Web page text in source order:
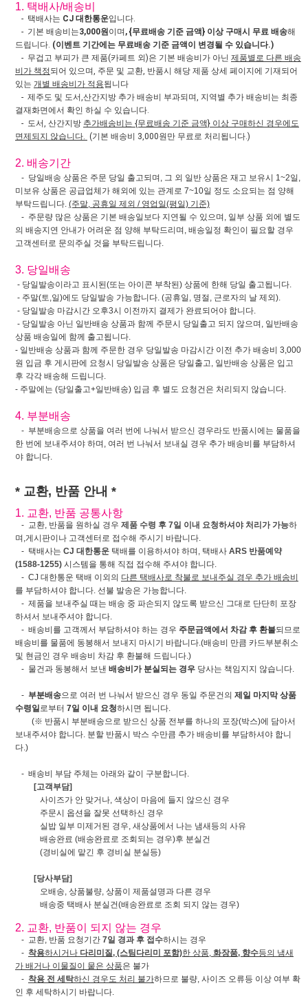
1. 택배사/배송비
- 택배사는 CJ 대한통운입니다.
- 기본 배송비는3,000원이며 , {무료배송 기준 금액} 이상 구매시 무료 배송해
드립니다. (이벤트 기간에는 무료배송 기준 금액이 변경될 수 있습니다.)
- 무겁고 부피가 큰 제품(카페트 외)은 기본 배송비가 아닌 제품별로 다른 배송
비가 책정되어 있으며, 주문 및 교환, 반품시 해당 제품 상세 페이지에 기재되어
있는 개별 배송비가 적용됩니다
- 제주도 및 도서,산간지방 추가 배송비 부과되며, 지역별 추가 배송비는 최종
결재화면에서 확인 하실 수 있습니다.
- 도서, 산간지방 추가배송비는 {무료배송 기준 금액} 이상 구매하신 경우에도
면제되지 않습니다. (기본 배송비 3,000원만 무료로 처리됩니다.)
2. 배송기간
- 당일배송 상품은 주문 당일 출고되며, 그 외 일반 상품은 재고 보유시 1~2일,
미보유 상품은 공급업체가 해외에 있는 관계로 7~10일 정도 소요되는 점 양해
부탁드립니다. (주말, 공휴일 제외 / 영업일(평일) 기준)
- 주문량 많은 상품은 기본 배송일보다 지연될 수 있으며, 일부 상품 외에 별도
의 배송지연 안내가 어려운 점 양해 부탁드리며, 배송일정 확인이 필요할 경우
고객센터로 문의주실 것을 부탁드립니다.
3. 당일배송
- 당일발송이라고 표시된(또는 아이콘 부착된) 상품에 한해 당일 출고됩니다.
- 주말(토,일)에도 당일발송 가능합니다. (공휴일, 명절, 근로자의 날 제외).
- 당일발송 마감시간 오후3시 이전까지 결제가 완료되어야 합니다.
- 당일발송 아닌 일반배송 상품과 함께 주문시 당일출고 되지 않으며, 일반배송
상품 배송일에 함께 출고됩니다.
- 일반배송 상품과 함께 주문한 경우 당일발송 마감시간 이전 추가 배송비 3,000
원 입금 후 게시판에 요청시 당일발송 상품은 당일출고, 일반배송 상품은 입고
후 각각 배송해 드립니다.
- 주말에는 (당일출고+일반배송) 입금 후 별도 요청건은 처리되지 않습니다.
4. 부분배송
- 부분배송으로 상품을 여러 번에 나눠서 받으신 경우라도 반품시에는 물품을
한 번에 보내주셔야 하며, 여러 번 나눠서 보내실 경우 추가 배송비를 부담하셔
야 합니다.
* 교환, 반품 안내 *
1. 교환, 반품 공통사항
- 교환, 반품을 원하실 경우 제품 수령 후 7일 이내 요청하셔야 처리가 가능하
며,게시판이나 고객센터로 접수해 주시기 바랍니다.
- 택배사는 CJ 대한통운 택배를 이용하셔야 하며, 택배사 ARS 반품예약
(1588-1255) 시스템을 통해 직접 접수해 주셔야 합니다.
- CJ 대한통운 택배 이외의 다른 택배사로 착불로 보내주실 경우 추가 배송비
를 부담하셔야 합니다. 선불 발송은 가능합니다.
- 제품을 보내주실 때는 배송 중 파손되지 않도록 받으신 그대로 단단히 포장
하셔서 보내주셔야 합니다.
- 배송비를 고객께서 부담하셔야 하는 경우 주문금액에서 차감 후 환불되므로
배송비를 물품에 동봉해서 보내지 마시기 바랍니다.(배송비 만큼 카드부분취소
및 현금인 경우 배송비 차감 후 환불해 드립니다.)
- 물건과 동봉해서 보낸 배송비가 분실되는 경우 당사는 책임지지 않습니다.
- 부분배송으로 여러 번 나눠서 받으신 경우 동일 주문건의 제일 마지막 상품
수령일로부터 7일 이내 요청하시면 됩니다.
(※ 반품시 부분배송으로 받으신 상품 전부를 하나의 포장(박스)에 담아서
보내주셔야 합니다. 분할 반품시 박스 수만큼 추가 배송비를 부담하셔야 합니
다.)
- 배송비 부담 주체는 아래와 같이 구분합니다.
[고객부담]
사이즈가 안 맞거나, 색상이 마음에 들지 않으신 경우
주문시 옵션을 잘못 선택하신 경우
실밥 일부 미제거된 경우, 새상품에서 나는 냄새등의 사유
배송완료 (배송완료로 조회되는 경우)후 분실건
(경비실에 맡긴 후 경비실 분실등)
[당사부담]
오배송, 상품불량, 상품이 제품설명과 다른 경우
배송중 택배사 분실건(배송완료로 조회 되지 않는 경우)
2. 교환, 반품이 되지 않는 경우
- 교환, 반품 요청기간 7일 경과 후 접수하시는 경우
- 착용하시거나 다리미질, (스팀다리미 포함)한 상품, 화장품, 향수등의 냄새
가 배거나 이물질이 뭍은 상품은 불가
- 착용 전 세탁하신 경우도 처리 불가하므로 불량, 사이즈 오류등 이상 여부 확
인 후 세탁하시기 바랍니다.